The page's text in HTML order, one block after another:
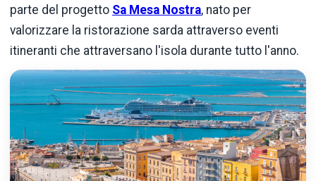
parte del progetto Sa Mesa Nostra, nato per
valorizzare la ristorazione sarda attraverso eventi
itineranti che attraversano l'isola durante tutto l'anno.